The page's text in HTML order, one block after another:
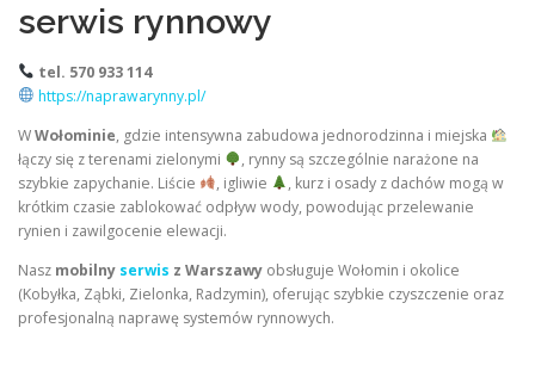
serwis rynnowy
tel. 570 933 114
https://naprawarynny.pl/
WWołominie, gdzie intensywna zabudowa jednorodzinna i miejska
łączy się z terenami zielonymi
, rynny są szczególnie narażone na
szybkie zapychanie. Liście
, igliwie
, kurz i osady z dachów mogą w
krótkim czasie zablokować odpływ wody, powodując przelewanie
rynien i zawilgocenie elewacji.
Nasz mobilny serwis z Warszawy obsługuje Wołomin i okolice
(Kobyłka, Ząbki, Zielonka, Radzymin), oferując szybkie czyszczenie oraz
profesjonalną naprawę systemów rynnowych.